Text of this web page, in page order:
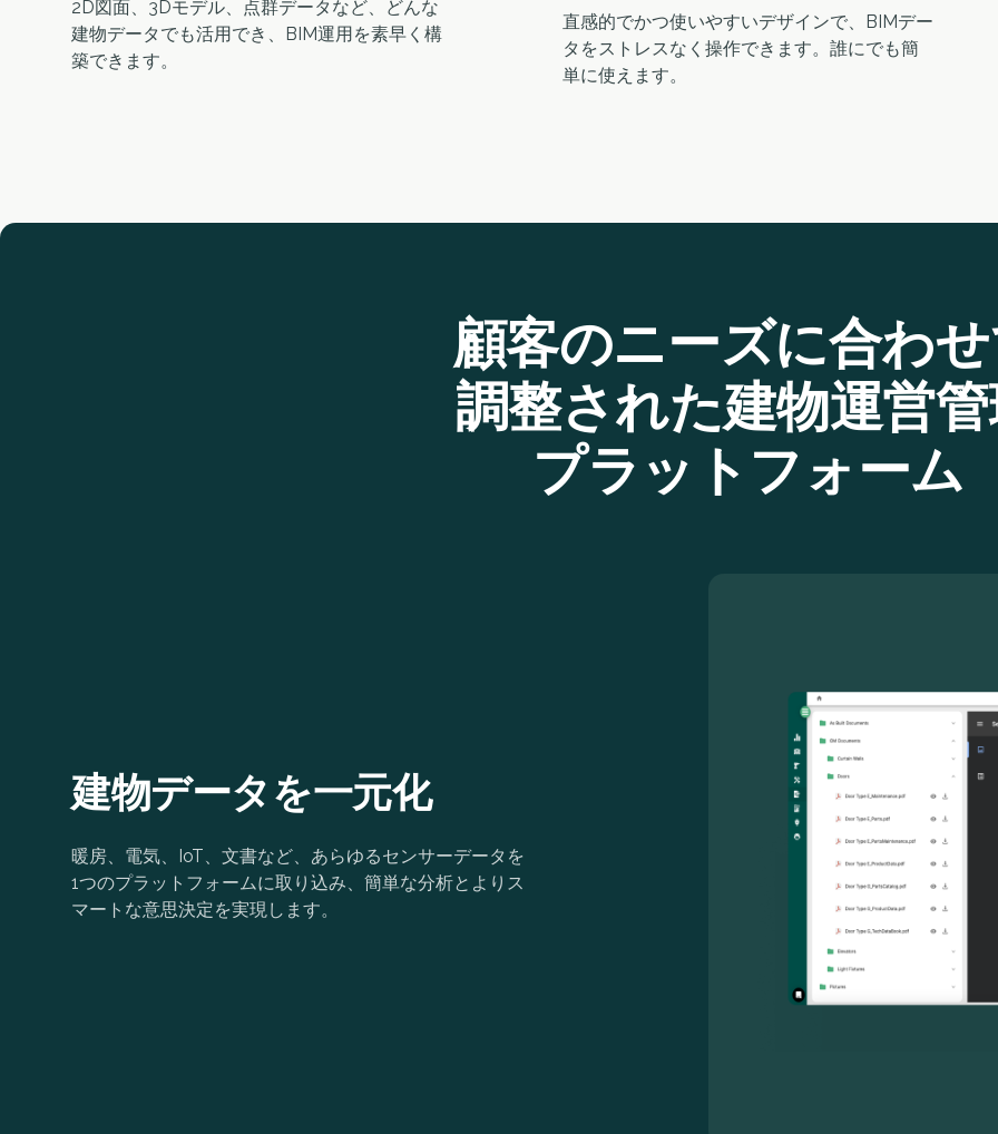
2D図面、3Dモデル、点群データなど、どんな
建物データでも活用でき、BIM運用を素早く構
築できます。
直感的でかつ使いやすいデザインで、BIMデー
タをストレスなく操作できます。誰にでも簡
単に使えます。
顧客のニーズに合わ
調整された建物運営
プラットフォーム
建物データを一元化
暖房、電気、IoT、文書など、あらゆるセンサーデータを
1つのプラットフォームに取り込み、簡単な分析とよりス
マートな意思決定を実現します。